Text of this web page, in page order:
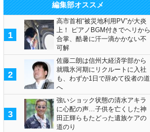
編集部オススメ
1
高市首相“被災地利用PV”が大炎
上！ ピアノBGM付きでヘリから
合掌、酷暑に汗一滴かかない不
可解
2
佐藤二朗は信州大経済学部から
就職氷河期にリクルートに入社
も、わずか1日で辞めて役者の道
へ
3
強いショック状態の清水アキラ
に心配の声…子供を亡くした神
田正輝らもたどった遺族ケアの
道のり